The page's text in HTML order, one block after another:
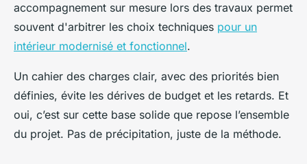
accompagnement sur mesure lors des travaux permet
souvent d'arbitrer les choix techniques pour un
intérieur modernisé et fonctionnel.
Un cahier des charges clair, avec des priorités bien
définies, évite les dérives de budget et les retards. Et
oui, c’est sur cette base solide que repose l’ensemble
du projet. Pas de précipitation, juste de la méthode.